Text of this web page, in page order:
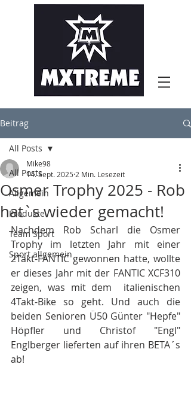
Beitrag
All Posts
Allgemein
Produkte
Team Sport
Sport allgemein
All Posts
Osmer Trophy 2025 - Rob
hat`s wieder gemacht!
Mike98
14. Sept. 2025 2 Min. Lesezeit
Nachdem Rob Scharl die Osmer
Trophy im letzten Jahr mit einer
2Takt-FANTIC gewonnen hatte, wollte
er dieses Jahr mit der FANTIC XCF310
zeigen, was mit dem  italienischen
4Takt-Bike so geht. Und auch die
beiden Senioren Ü50 Günter "Hepfe"
Höpfler und Christof "Engl"
Englberger lieferten auf ihren BETA´s
ab!